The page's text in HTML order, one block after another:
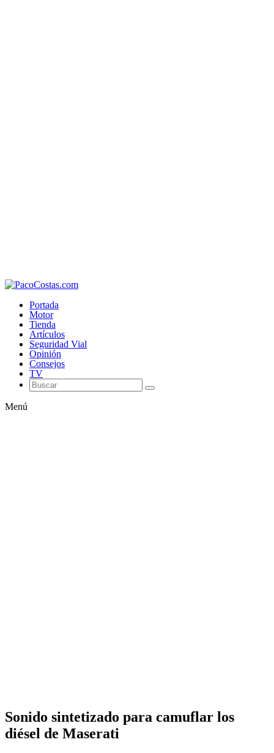
Portada
Motor
Tienda
Artículos
Seguridad Vial
Opinión
Consejos
TV
Menú
Sonido sintetizado para camuflar los
diésel de Maserati